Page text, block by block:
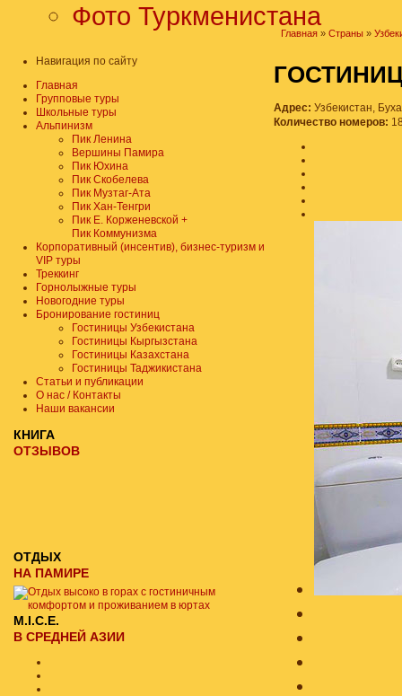
Фото Туркменистана
Главная » Страны »
Адрес: Узбекистан,
Количество номеров:
Навигация по сайту
Главная
Групповые туры
Школьные туры
Альпинизм
Пик Ленина
Вершины Памира
Пик Юхина
Пик Скобелева
Пик Музтаг-Ата
Пик Хан-Тенгри
Пик Е. Корженевской +
Пик Коммунизма
Корпоративный (инсентив), бизнес-туризм и
VIP туры
Треккинг
Горнолыжные туры
Новогодние туры
Бронирование гостиниц
Гостиницы Узбекистана
Гостиницы Кыргызстана
Гостиницы Казахстана
Гостиницы Таджикистана
Статьи и публикации
О нас / Контакты
Наши вакансии
КНИГА
ОТЗЫВОВ
ОТДЫХ
НА ПАМИРЕ
M.I.C.E.
В СРЕДНЕЙ АЗИИ